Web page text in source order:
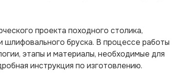
проекта походного столика,
шлифовального бруска. В процессе работы
этапы и материалы, необходимые для
инструкция по изготовлению.